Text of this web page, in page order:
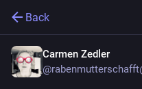
Back
Carmen Zedler
@